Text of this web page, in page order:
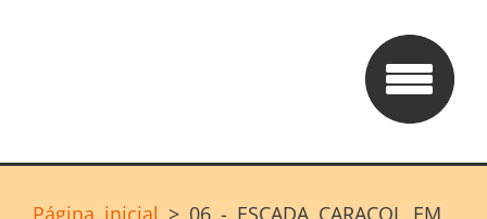
Página inicial > 06 - ESCADA CARACOL EM